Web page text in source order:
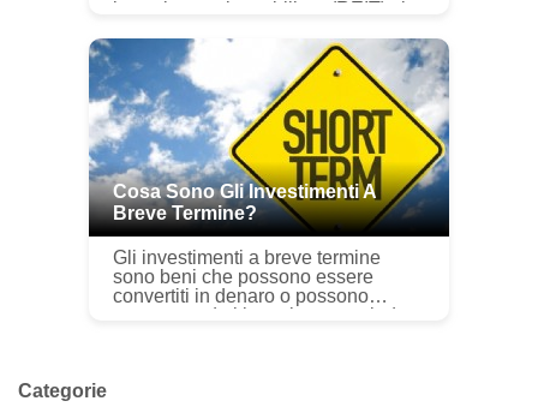
investimento immobiliare (REIT) si
cui gli investitori investono...
Cosa Sono Gli Investimenti A
Breve Termine?
Gli investimenti a breve termine
sono beni che possono essere
convertiti in denaro o possono
essere venduti in un breve periodo
Categorie